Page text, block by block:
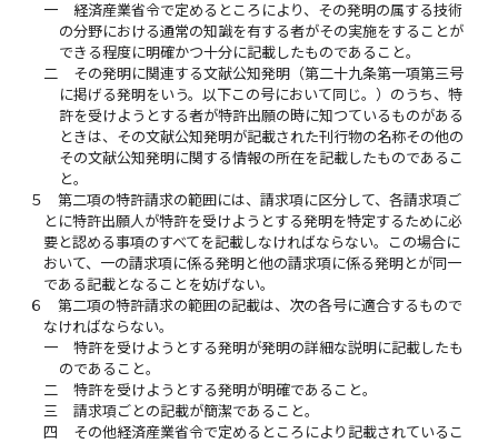
一
経済産業省令で定めるところにより、その発明の属する技術
の分野における通常の知識を有する者がその実施をすることが
できる程度に明確かつ十分に記載したものであること。
二
その発明に関連する文献公知発明（第二十九条第一項第三号
に掲げる発明をいう。以下この号において同じ。）のうち、特
許を受けようとする者が特許出願の時に知つているものがある
ときは、その文献公知発明が記載された刊行物の名称その他の
その文献公知発明に関する情報の所在を記載したものであるこ
と。
５
第二項の特許請求の範囲には、請求項に区分して、各請求項ご
とに特許出願人が特許を受けようとする発明を特定するために必
要と認める事項のすべてを記載しなければならない。この場合に
おいて、一の請求項に係る発明と他の請求項に係る発明とが同一
である記載となることを妨げない。
６
第二項の特許請求の範囲の記載は、次の各号に適合するもので
なければならない。
一
特許を受けようとする発明が発明の詳細な説明に記載したも
のであること。
二
特許を受けようとする発明が明確であること。
三
請求項ごとの記載が簡潔であること。
四
その他経済産業省令で定めるところにより記載されているこ